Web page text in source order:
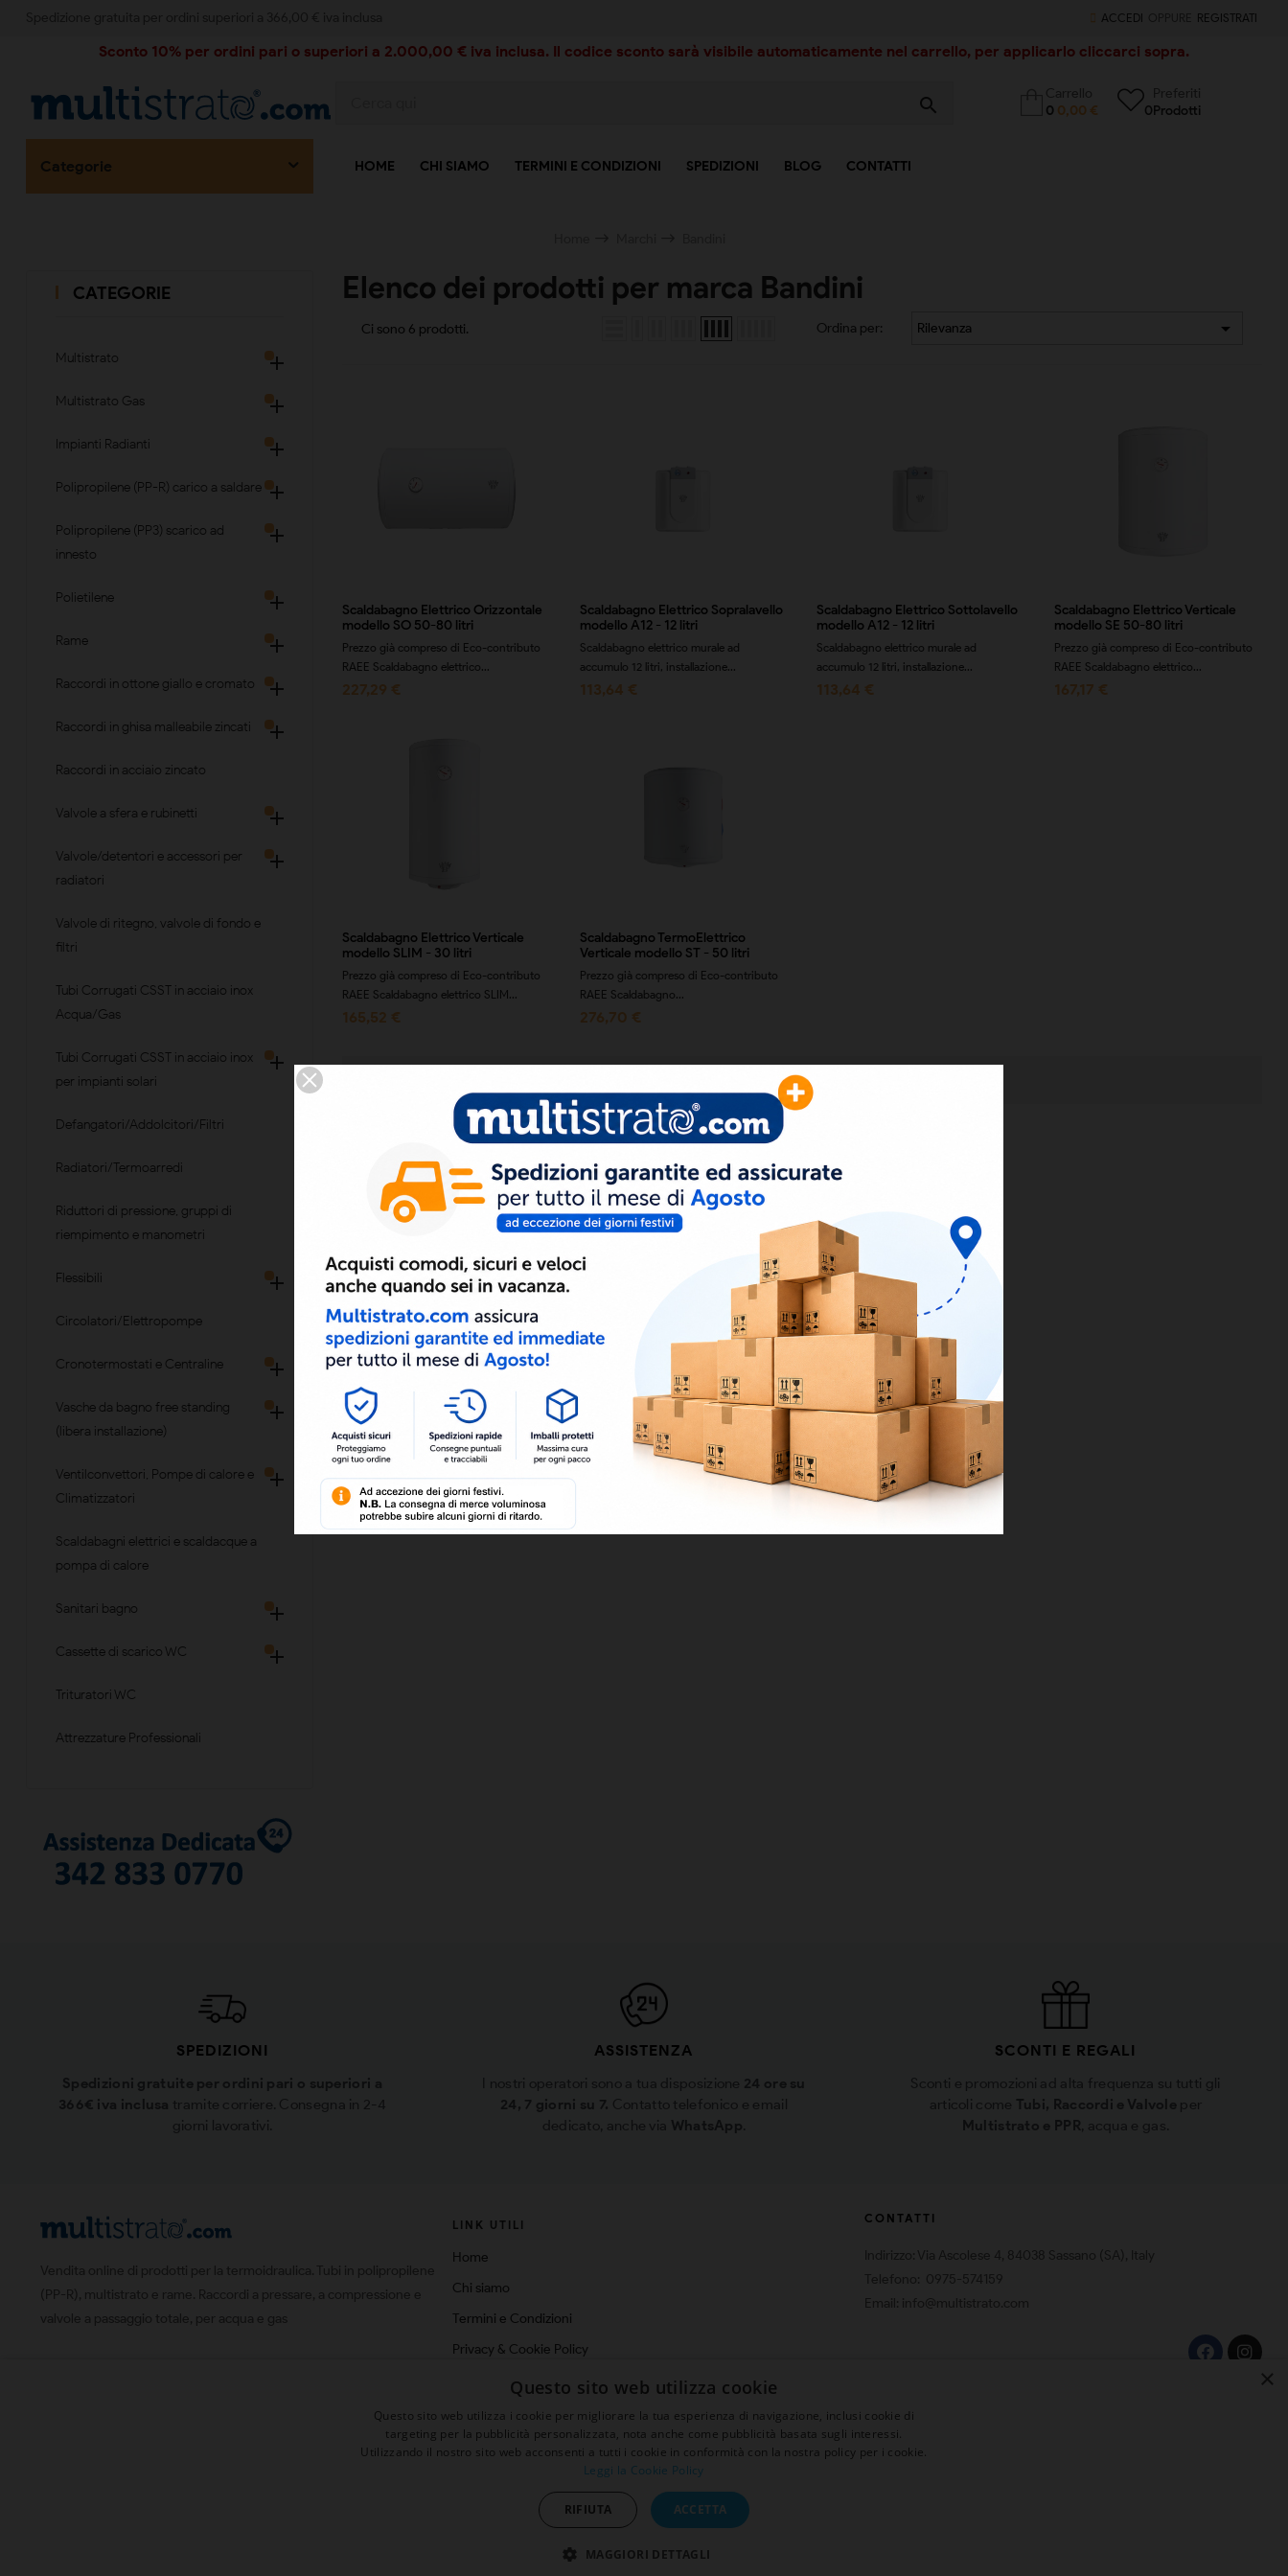
ACCEDI REGISTRATI
Sconto 10% per ordini pari o superiori a 2.000,00 € iva inclusa. Il codice sconto sarà visibile automaticamente nel carrello, per applicarlo cliccarci sopra.
search
0 0,00 €
0Prodotti
Categorie HOME CHI SIAMO TERMINI E CONDIZIONI SPEDIZIONI BLOG CONTATTI
CATEGORIE
Multistrato 
Multistrato Gas 
Impianti Radianti 
Polipropilene (PP-R) carico a saldare 
Polipropilene (PP3) scarico ad
innesto

Polietilene 
Rame 
Raccordi in ottone giallo e cromato 
Raccordi in ghisa malleabile zincati 
Raccordi in acciaio zincato
Valvole a sfera e rubinetti 
Valvole/detentori e accessori per
radiatori

Valvole di ritegno, valvole di fondo e
filtri
Tubi Corrugati CSST in acciaio inox
Acqua/Gas
Tubi Corrugati CSST in acciaio inox
per impianti solari

Defangatori/Addolcitori/Filtri
Radiatori/Termoarredi
Riduttori di pressione, gruppi di
riempimento e manometri
Flessibili 
Circolatori/Elettropompe
Cronotermostati e Centraline 
Vasche da bagno free standing
(libera installazione)

Ventilconvettori, Pompe di calore e
Climatizzatori

Scaldabagni elettrici e scaldacque a
pompa di calore
Sanitari bagno 
Cassette di scarico WC 
Trituratori WC
Attrezzature Professionali
Elenco dei prodotti per marca Bandini
Ci sono 6 prodotti. Ordina per: Rilevanza 
Scaldabagno Elettrico Orizzontale
modello SO 50-80 litri
Prezzo già compreso di Eco-contributo
RAEE Scaldabagno elettrico...
227,29 €
Scaldabagno Elettrico Sopralavello
modello A12 - 12 litri
Scaldabagno elettrico murale ad
accumulo 12 litri, installazione...
113,64 €
Scaldabagno Elettrico Sottolavello
modello A12 - 12 litri
Scaldabagno elettrico murale ad
accumulo 12 litri, installazione...
113,64 €
Scaldabagno Elettrico Verticale
modello SE 50-80 litri
Prezzo già compreso di Eco-contributo
RAEE Scaldabagno elettrico...
167,17 €
Scaldabagno Elettrico Verticale
modello SLIM - 30 litri
Prezzo già compreso di Eco-contributo
RAEE Scaldabagno elettrico SLIM...
165,52 €
Scaldabagno TermoElettrico
Verticale modello ST - 50 litri
Prezzo già compreso di Eco-contributo
RAEE Scaldabagno...
276,70 €
SPEDIZIONI
Spedizioni gratuite per ordini pari o superiori a
366€ iva inclusa tramite corriere. Consegna in 2-4
giorni lavorativi.
ASSISTENZA
I nostri operatori sono a tua disposizione 24 ore su
24, 7 giorni su 7. Contatto telefonico e email
dedicato, anche via WhatsApp
SCONTI E REGALI
Sconti e promozioni ad alta frequenza su tutti gli
articoli come Tubi, Raccordi e Valvole per
Multistrato e PPR , acqua e gas.
LINK UTILI
Home
Chi siamo
Termini e Condizioni
Privacy & Cookie Policy
Spedizioni
Blog
Contatti
CONTATTI
Sito protetto da reCAPTCHA.Privacy - Termini e condizioni
×
Questo sito web utilizza cookie
Questo sito web utilizza i cookie per migliorare la tua esperienza di navigazione, inclusi cookie di
targeting per la pubblicità personalizzata, nota anche come pubblicità basata sugli interessi.
Utilizzando il nostro sito web acconsenti a tutti i cookie in conformità con la nostra policy per i cookie.
Leggi la Cookie Policy
ACCETTA
RIFIUTA
MAGGIORI DETTAGLI